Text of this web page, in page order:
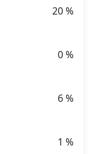
20%
0%
6%
1 %